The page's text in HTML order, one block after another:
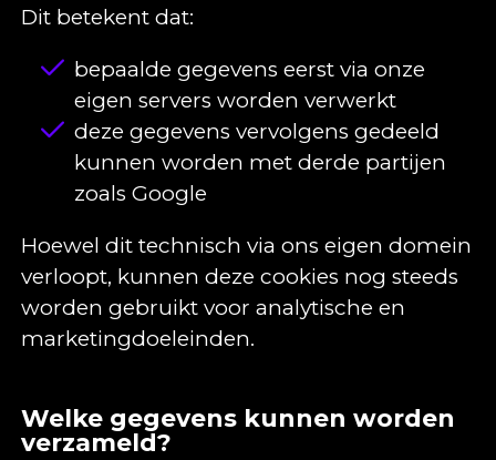
Dit betekent dat:
bepaalde gegevens eerst via onze
eigen servers worden verwerkt
deze gegevens vervolgens gedeeld
kunnen worden met derde partijen
zoals Google
Hoewel dit technisch via ons eigen domein
verloopt, kunnen deze cookies nog steeds
worden gebruikt voor analytische en
marketingdoeleinden.
Welke gegevens kunnen worden
verzameld?